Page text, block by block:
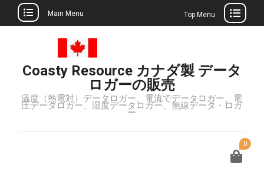
Main Menu Top Menu
Coasty Resource カナダ製 データ
ロガーの販売
温度（熱電対）データロガー、電流でデータロガー、電
圧データロガー、湿度データロガー、無線データ・ロガ
ー
0